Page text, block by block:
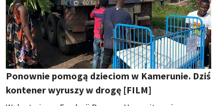
Ponownie pomogą dzieciom w Kamerunie. Dziś
kontener wyruszy w drogę [FILM]